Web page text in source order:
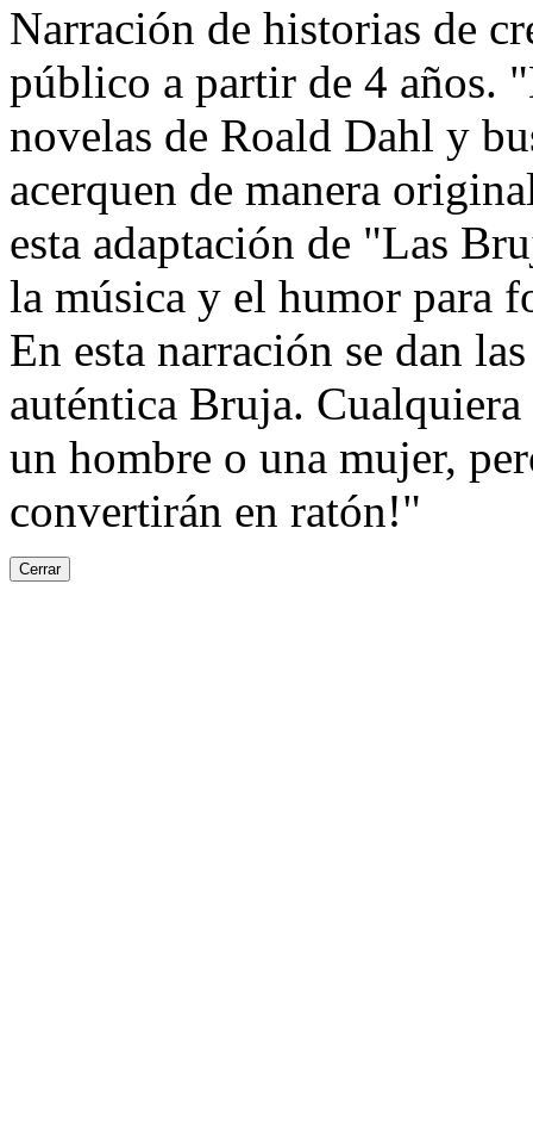
Narración de historias de
público a partir de 4 años.
novelas de Roald Dahl y
acerquen de manera
esta adaptación de "Las
la música y el humor para
En esta narración se dan
auténtica Bruja.
un hombre o una mujer,
convertirán en ratón!"
Cerrar